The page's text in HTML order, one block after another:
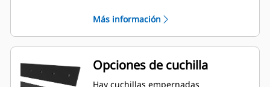
la máquina. Hay disponible una
cuchilla de desplazamiento de caucho
en los tamaños de 2,6 m (8'), 3,2 m
(10') y 3,8 m (12') que se adaptan a
todos los modelos que utilizan un
acoplador de minicargador.
Más información
Opciones de cuchilla
Hay cuchillas empernadas